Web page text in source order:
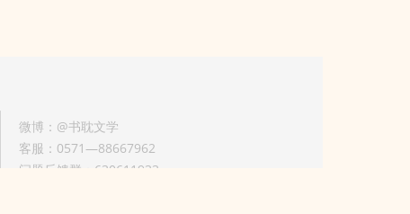
微博：@书耽文学
客服：0571—88667962
问题反馈群：630611933